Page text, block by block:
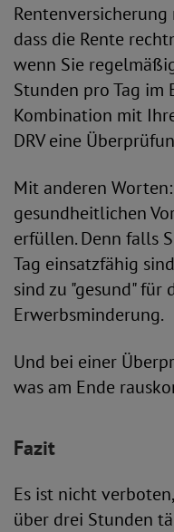
dass die Rente
wenn Sie
Stunden pro Tag im
Kombination mit
DRV eine
Mit anderen
gesundheitlichen
erfüllen. Denn falls
Tag einsatzfähig
sind zu "gesund" für
Erwerbsminderung.
Und bei einer
was am Ende
Fazit
Es ist nicht
über drei Stunden